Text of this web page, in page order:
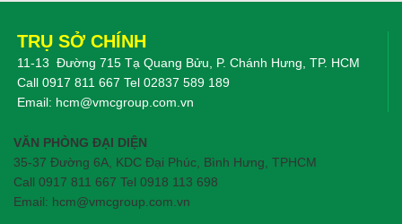
TRỤ SỞ CHÍNH
11-13 Đường 715 Tạ Quang Bửu, P. Chánh Hưng, TP. HCM
Call 0917 811 667 Tel 02837 589 189
Email: hcm@vmcgroup.com.vn
VĂN PHÒNG ĐẠI DIỆN
35-37 Đường 6A, KDC Đại Phúc, Bình Hưng, TPHCM
Call 0917 811 667 Tel 0918 113 698
Email: hcm@vmcgroup.com.vn